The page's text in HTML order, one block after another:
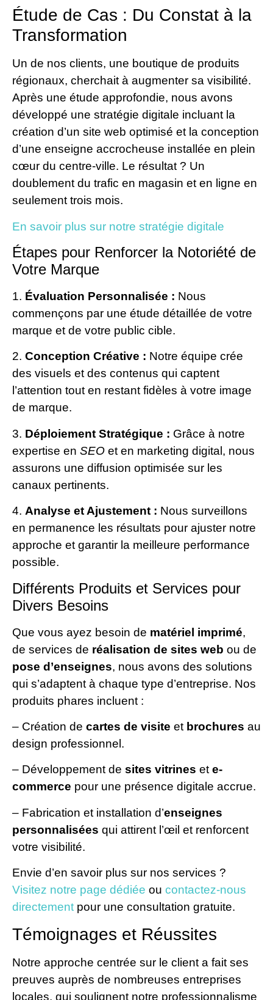
Étude de Cas : Du Constat à la
Transformation
Un de nos clients, une boutique de produits
régionaux, cherchait à augmenter sa visibilité.
Après une étude approfondie, nous avons
développé une stratégie digitale incluant la
création d’un site web optimisé et la conception
d’une enseigne accrocheuse installée en plein
cœur du centre-ville. Le résultat ? Un
doublement du trafic en magasin et en ligne en
seulement trois mois.
En savoir plus sur notre stratégie digitale
Étapes pour Renforcer la Notoriété de
Votre Marque
1. Évaluation Personnalisée : Nous
commençons par une étude détaillée de votre
marque et de votre public cible.
2. Conception Créative : Notre équipe crée
des visuels et des contenus qui captent
l’attention tout en restant fidèles à votre image
de marque.
3. Déploiement Stratégique : Grâce à notre
expertise en SEO et en marketing digital, nous
assurons une diffusion optimisée sur les
canaux pertinents.
4. Analyse et Ajustement : Nous surveillons
en permanence les résultats pour ajuster notre
approche et garantir la meilleure performance
possible.
Différents Produits et Services pour
Divers Besoins
Que vous ayez besoin de matériel imprimé,
de services de réalisation de sites web ou de
pose d’enseignes, nous avons des solutions
qui s’adaptent à chaque type d’entreprise. Nos
produits phares incluent :
– Création de cartes de visite et brochures au
design professionnel.
– Développement de sites vitrines ete-
commerce pour une présence digitale accrue.
– Fabrication et installation d’enseignes
personnalisées qui attirent l’œil et renforcent
votre visibilité.
Envie d’en savoir plus sur nos services ?
Visitez notre page dédiée ou contactez-nous
directement pour une consultation gratuite.
Témoignages et Réussites
Notre approche centrée sur le client a fait ses
preuves auprès de nombreuses entreprises
locales, qui soulignent notre professionnalisme